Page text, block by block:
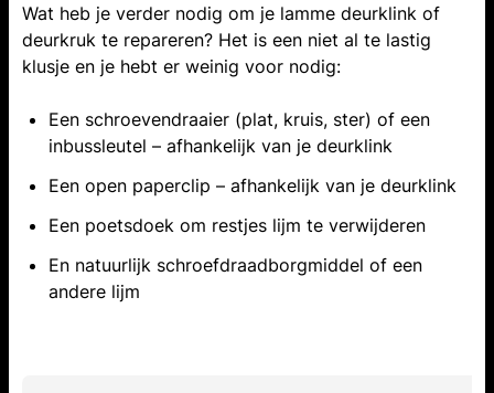
Wat heb je verder nodig om je lamme deurklink of
deurkruk te repareren? Het is een niet al te lastig
klusje en je hebt er weinig voor nodig:
Een schroevendraaier (plat, kruis, ster) of een
inbussleutel – afhankelijk van je deurklink
Een open paperclip – afhankelijk van je deurklink
Een poetsdoek om restjes lijm te verwijderen
En natuurlijk schroefdraadborgmiddel of een
andere lijm